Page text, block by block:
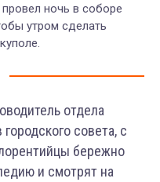
ночь в соборе
утром сделать
отдела
совета, с
бережно
и смотрят на